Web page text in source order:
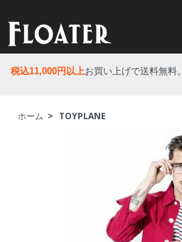
税込11,000円以上お買い上げで送料無料。
ホーム > TOYPLANE